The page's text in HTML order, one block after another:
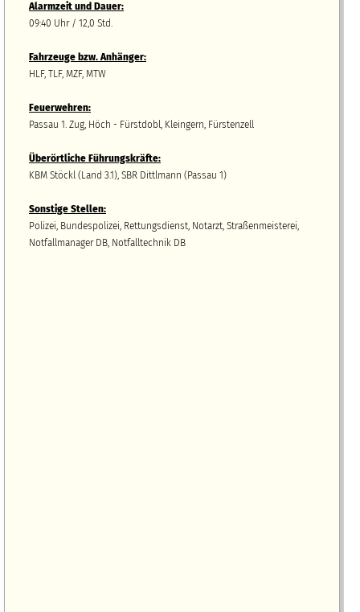
Alarmzeit und Dauer:
09:40 Uhr / 12,0 Std.
Fahrzeuge bzw.Anhänger:
HLF, TLF, MZF, MTW
Feuerwehren:
Passau 1. Zug, Höch - Fürstdobl, Kleingern, Fürstenzell
Überörtliche Führungskräfte:
KBM Stöckl (Land 3.1), SBR Dittlmann (Passau 1)
Sonstige Stellen:
Polizei, Bundespolizei, Rettungsdienst, Notarzt, Straßenmeisterei,
Notfallmanager DB, Notfalltechnik DB